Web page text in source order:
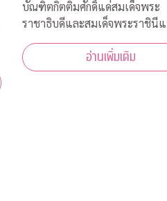
บัณฑิตกิตติมศักดิ์แด่สมเด็จพระ
ราชาธิบดีและสมเด็จพระราชินี
อาณาจักรภูฏาน
อ่านเพิ่มเติม